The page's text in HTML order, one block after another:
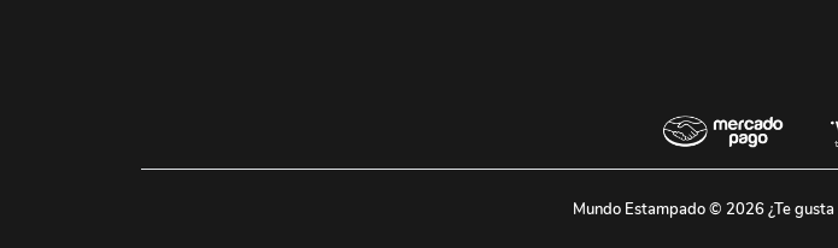
Mundo Estampado © 2026¿Te